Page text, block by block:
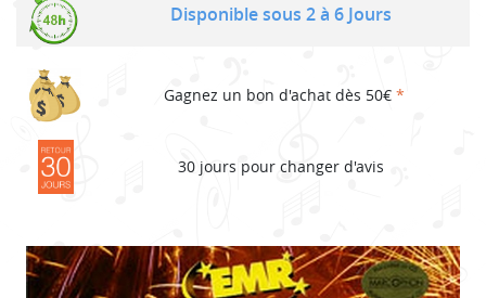
Disponible sous 2 à 6 Jours
Gagnez un bon d'achat dès 50€ *
30 jours pour changer d'avis